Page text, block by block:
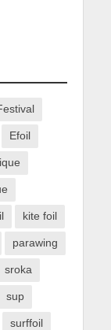
Efoil
kite foil
parawing
sroka
sup
surffoil